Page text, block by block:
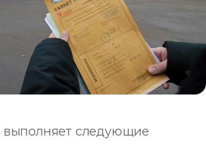
выполняет следующие